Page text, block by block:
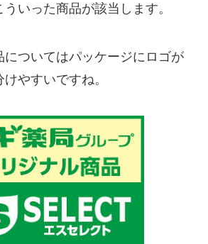
いった商品が該当します。
についてはパッケージにロゴが
やすいですね。